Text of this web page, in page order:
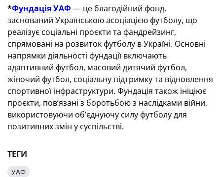
*Фундація УАФ — це благодійний фонд,
заснований Українською асоціацією футболу, що
реалізує соціальні проєкти та фандрейзинг,
спрямовані на розвиток футболу в Україні. Основні
напрямки діяльності фундації включають
адаптивний футбол, масовий дитячий футбол,
жіночий футбол, соціальну підтримку та відновлення
спортивної інфраструктури. Фундація також ініціює
проєкти, пов’язані з боротьбою з наслідками війни,
використовуючи об’єднуючу силу футболу для
позитивних змін у суспільстві.
ТЕГИ
УАФ